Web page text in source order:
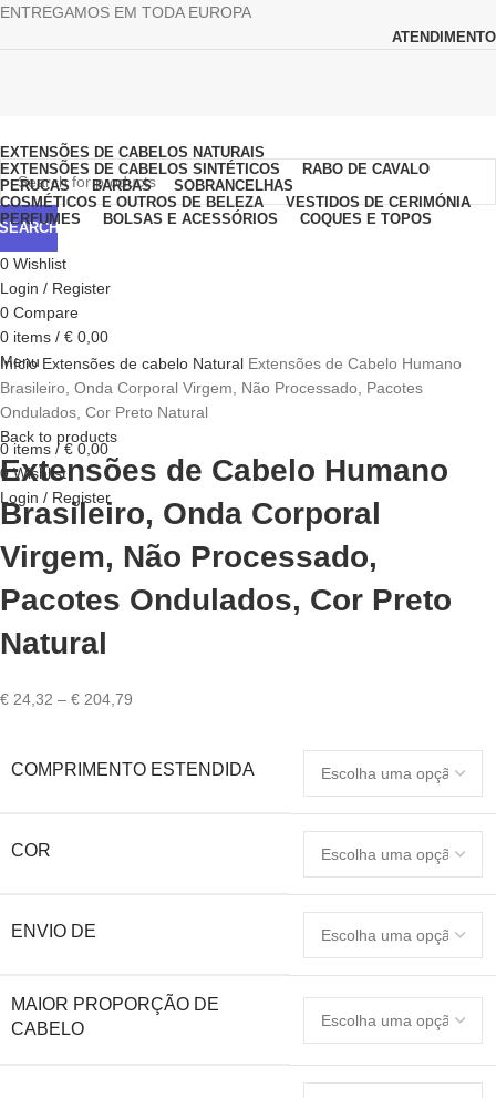
ENTREGAMOS EM TODA EUROPA
ATENDIMENTO
SEARCH
0 Wishlist
Login / Register
0 Compare
0 items / € 0,00
Menu
0 items / € 0,00
0Wishlist
Login / Register
EXTENSÕES DE CABELOS NATURAIS
EXTENSÕES DE CABELOS SINTÉTICOS
RABO DE CAVALO
PERUCAS
BARBAS
SOBRANCELHAS
COSMÉTICOS E OUTROS DE BELEZA
VESTIDOS DE CERIMÓNIA
PERFUMES
BOLSAS E ACESSÓRIOS COQUES E TOPOS
Click to enlarge
Início Extensões de cabelo Natural Extensões de Cabelo Humano
Brasileiro, Onda Corporal Virgem, Não Processado, Pacotes
Ondulados, Cor Preto Natural
Back to products
Extensões de Cabelo Humano
Brasileiro, Onda Corporal
Virgem, Não Processado,
Pacotes Ondulados, Cor Preto
Natural
€ 24,32 – € 204,79
through
COMPRIMENTO ESTENDIDA
COR
ENVIO DE
MAIOR PROPORÇÃO DE
CABELO